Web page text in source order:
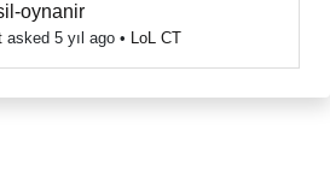
oynanir
asked 5 yıl ago • LoL CT